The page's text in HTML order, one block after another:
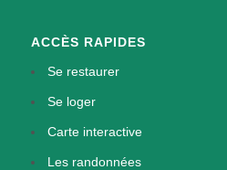
ACCÈS RAPIDES
Se restaurer
Se loger
Carte interactive
Les randonnées